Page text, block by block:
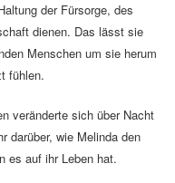
der Fürsorge, des
dienen. Das lässt sie
Menschen um sie herum
fühlen.
veränderte sich über Nacht
darüber, wie Melinda den
es auf ihr Leben hat.